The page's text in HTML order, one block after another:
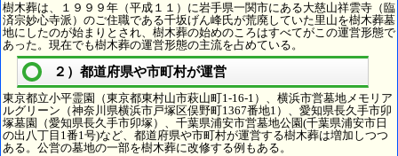
樹木葬は、１９９９年（平成１１）に岩手県一関市にある大慈山祥雲寺（臨
済宗妙心寺派）のご住職である千坂げん峰氏が荒廃していた里山を樹木葬墓
地にしたのが始まりとされ、樹木葬の始めのころはすべてがこの運営形態で
あった。現在でも樹木葬の運営形態の主流を占めている。
２）都道府県や市町村が運営
東京都立小平霊園（東京都東村山市萩山町1-16-1）、横浜市営墓地メモリア
ルグリーン（神奈川県横浜市戸塚区俣野町1367番地1）、愛知県長久手市卯
塚墓園（愛知県長久手市卯塚）、千葉県浦安市営墓地公園(千葉県浦安市日
の出八丁目1番1号)など、都道府県や市町村が運営する樹木葬は増加しつつ
ある。公営の墓地の一部を樹木葬に改修する例もある。